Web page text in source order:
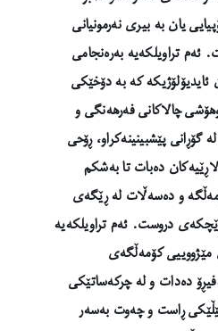
یان بە بیری نەرمونیانی
ئەم تراویلکەیە بەرەنجامی
ئایدیۆلۆژیکە کە بە دۆخێکی
چالاکانی فەرهەنگی و
پێشبینینەکراو، ڕۆحی
لاڕێیەکان دەبات تا بەشکم
و دەسەڵات لە ڕێگەی
دروست. ئەم تراویلکەیە
مێژووییی کۆمەڵگەی
دەدات و لە چرکەساتێکی
ڕاست و چەوت بەسەر